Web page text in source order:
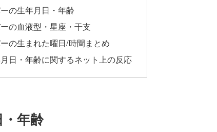
の生年月日・年齢
の血液型・星座・干支
の生まれた曜日/時間まとめ
日・年齢に関するネット上の反応
年齢